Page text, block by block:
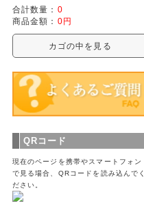
合計数量： 0
商品金額： 0円
カゴの中を見る
QRコード
現在のページを携帯やスマートフォン
で見る場合、QRコードを読み込んでく
ださい。